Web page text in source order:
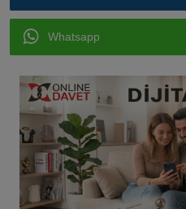
Whatsapp